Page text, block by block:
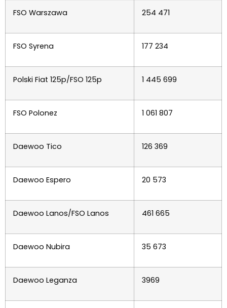
FSO Warszawa 254 471
FSO Syrena 177 234
Polski Fiat 125p/FSO 125p 1 445 699
FSO Polonez 1 061 807
Daewoo Tico 126 369
Daewoo Espero 20 573
Daewoo Lanos/FSO Lanos 461 665
Daewoo Nubira 35 673
Daewoo Leganza 3969